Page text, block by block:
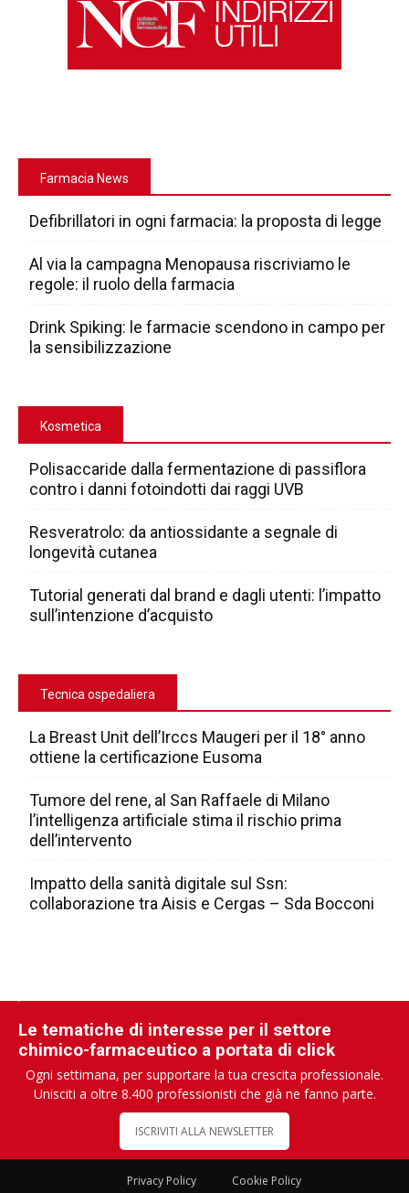
Farmacia News
Defibrillatori in ogni farmacia: la proposta di legge
Al via la campagna Menopausa riscriviamo le
regole: il ruolo della farmacia
Drink Spiking: le farmacie scendono in campo per
la sensibilizzazione
Kosmetica
Polisaccaride dalla fermentazione di passiflora
contro i danni fotoindotti dai raggi UVB
Resveratrolo: da antiossidante a segnale di
longevità cutanea
Tutorial generati dal brand e dagli utenti: l’impatto
sull’intenzione d’acquisto
Tecnica ospedaliera
La Breast Unit dell’Irccs Maugeri per il 18° anno
ottiene la certificazione Eusoma
Tumore del rene, al San Raffaele di Milano
l’intelligenza artificiale stima il rischio prima
dell’intervento
Impatto della sanità digitale sul Ssn:
collaborazione tra Aisis e Cergas – Sda Bocconi
Le tematiche di interesse per il settore
chimico-farmaceutico a portata di click
Ogni settimana, per supportare la tua crescita professionale.
Unisciti a oltre 8.400 professionisti che già ne fanno parte.
ISCRIVITI ALLA NEWSLETTER
Privacy Policy Cookie Policy